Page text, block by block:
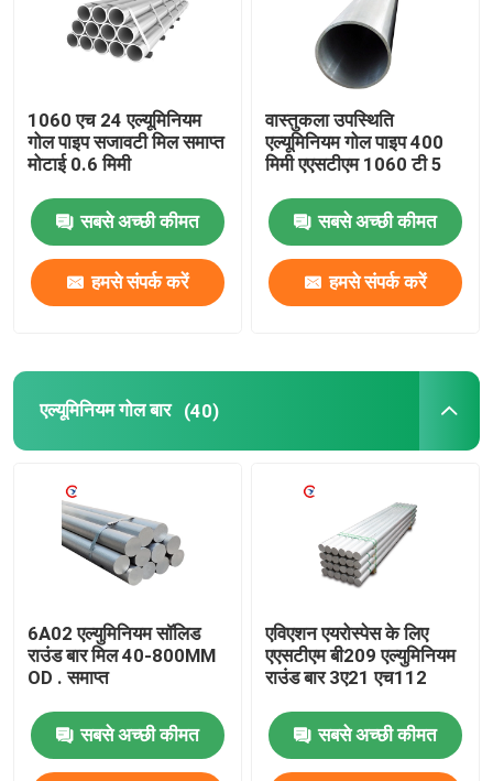
1060 एच 24 एल्यूमिनियम
गोल पाइप सजावटी मिल समाप्त
मोटाई 0.6 मिमी
सबसे अच्छी कीमत
हमसे संपर्क करें
वास्तुकला उपस्थिति
एल्यूमिनियम गोल पाइप 400
मिमी एएसटीएम 1060 टी 5
सबसे अच्छी कीमत
हमसे संपर्क करें
एल्यूमिनियम गोल बार (40)
6A02 एल्युमिनियम सॉलिड
राउंड बार मिल 40-800MM
OD . समाप्त
सबसे अच्छी कीमत
एविएशन एयरोस्पेस के लिए
एएसटीएम बी209 एल्युमिनियम
राउंड बार 3ए21 एच112
सबसे अच्छी कीमत